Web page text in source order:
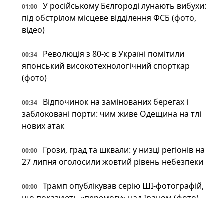
01:00
У російському Бєлгороді лунають вибухи:
під обстрілом місцеве відділення ФСБ (фото,
відео)
00:34
Революція з 80-х: в Україні помітили
японський високотехнологічний спорткар
(фото)
00:34
Відпочинок на замінованих берегах і
заблоковані порти: чим живе Одещина на тлі
нових атак
00:00
Грози, град та шквали: у низці регіонів на
27 липня оголосили жовтий рівень небезпеки
00:00
Трамп опублікував серію ШІ-фотографій,